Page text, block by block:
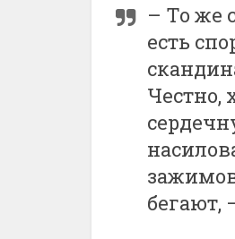
– То же
есть
Честно,
бегают,